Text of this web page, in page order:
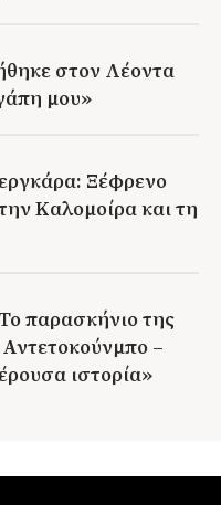
στον Λέοντα
μου»
Ξέφρενο
Καλομοίρα και τη
παρασκήνιο της
–
ιστορία»